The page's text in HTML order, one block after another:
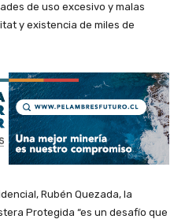
de uso excesivo y malas
y existencia de miles de
Rubén Quezada, la
Protegida “es un desafío que